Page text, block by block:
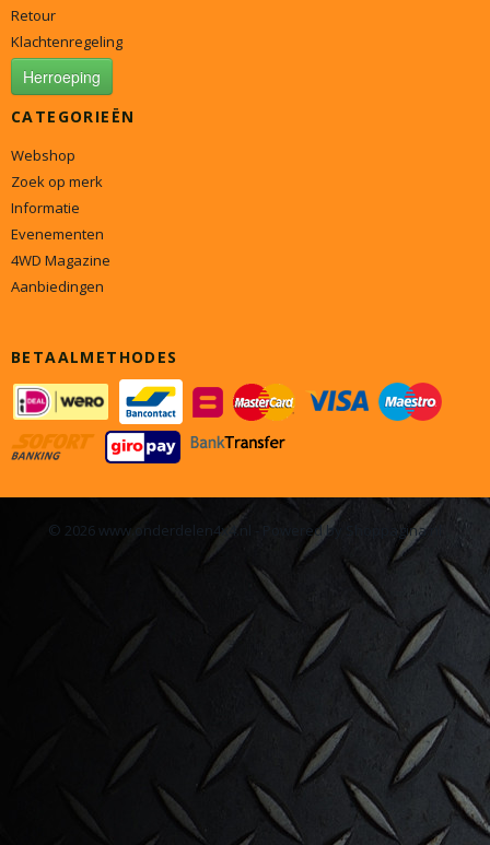
Retour
Klachtenregeling
Herroeping
CATEGORIEËN
Webshop
Zoek op merk
Informatie
Evenementen
4WD Magazine
Aanbiedingen
BETAALMETHODES
© 2026 www.onderdelen4x4.nl - Powered by Shoppagina.nl